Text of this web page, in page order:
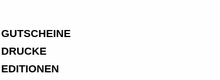
GUTSCHEINE
DRUCKE
EDITIONEN